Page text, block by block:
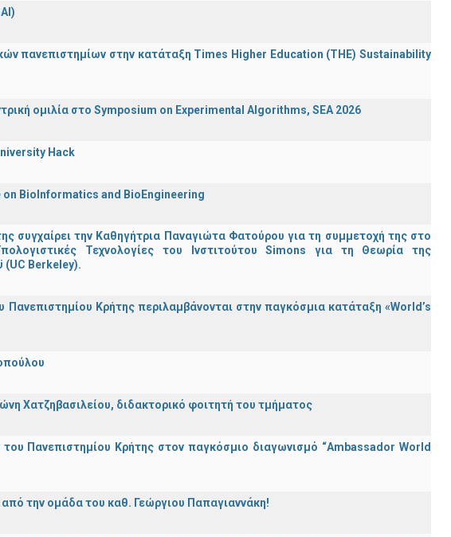
πανεπιστημίων στην κατάταξη Times Higher Education (ΤΗΕ) Sustainability
ομιλία στο Symposium on Experimental Algorithms, SEA 2026
Hack
on BioInformatics and BioEngineering
συγχαίρει την Καθηγήτρια Παναγιώτα Φατούρου για τη συμμετοχή της στο
Τεχνολογίες του Ινστιτούτου Simons για τη Θεωρία της
(UC Berkeley).
Κρήτης περιλαμβάνονται στην παγκόσμια κατάταξη «World’s
Χατζηβασιλείου, διδακτορικό φοιτητή του τμήματος
Πανεπιστημίου Κρήτης στον παγκόσμιο διαγωνισμό “Ambassador World
την ομάδα του καθ. Γεώργιου Παπαγιαννάκη!